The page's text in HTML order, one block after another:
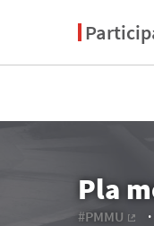
Pla
#PMMU